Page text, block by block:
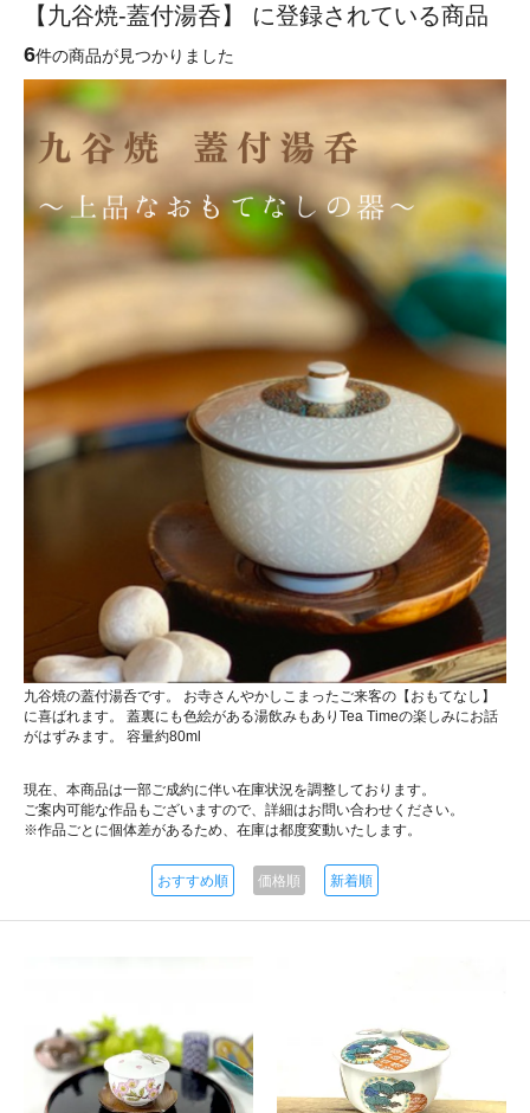
【九谷焼-蓋付湯呑】 に登録されている商品
6件の商品が見つかりました
九谷焼の蓋付湯呑です。 お寺さんやかしこまったご来客の【おもてなし】
に喜ばれます。 蓋裏にも色絵がある湯飲みもありTea Timeの楽しみにお話
がはずみます。 容量約80ml
現在、本商品は一部ご成約に伴い在庫状況を調整しております。
ご案内可能な作品もございますので、詳細はお問い合わせください。
※作品ごとに個体差があるため、在庫は都度変動いたします。
おすすめ順 価格順 新着順